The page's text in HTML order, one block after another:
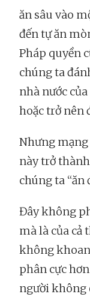
ăn sâu vào
đến tự ăn
Pháp quyền
chúng ta
nhà nước
hoặc trở nên
Nhưng
này trở
chúng ta “ăn
Đây không
mà là của cả
không
phân cực
người không